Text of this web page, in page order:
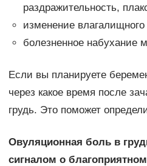
раздражительность,
изменение влагалищного
болезненное набухание
Если вы планируете
через какое время после
грудь. Это поможет
Овуляционная боль в
сигналом о